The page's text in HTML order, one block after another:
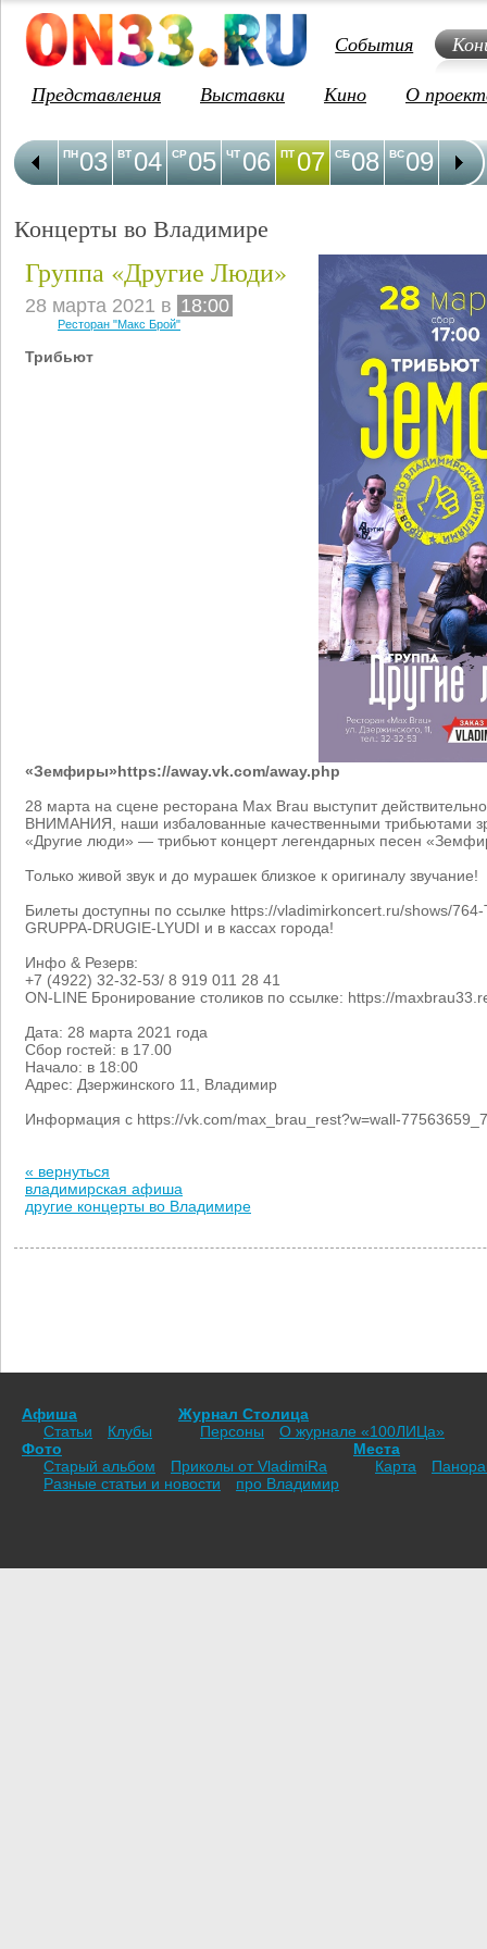
События
Представления
Выставки Кино О
03
ПН 04
ВТ 05
СР 06
ЧТ 07
ПТ 08
СБ 09
ВС 10
ПН
Концерты во Владимире
Группа «Другие Люди»
28 марта 2021 в 18:00
Ресторан "Макс Брой"
Трибьют
«Земфиры»https://away.vk.com/away.php
28 марта на сцене ресторана Max Brau выступит
ВНИМАНИЯ, наши избалованные качественными трибьютами
«Другие люди» — трибьют концерт легендарных песен
Только живой звук и до мурашек близкое к оригиналу звучание!
Билеты доступны по ссылке https://vladimirkoncert.ru/shows/764-
GRUPPA-DRUGIE-LYUDI и в кассах города!
Инфо & Резерв:
+7 (4922) 32-32-53/ 8 919 011 28 41
ON-LINE Бронирование столиков по ссылке: https://
Дата: 28 марта 2021 года
Сбор гостей: в 17.00
Начало: в 18:00
Адрес: Дзержинского 11, Владимир
Информация с https://vk.com/max_brau_rest?w=wall-
« вернуться
владимирская афиша
другие концерты во Владимире
Афиша
Статьи
Клубы
Журнал Столица
Персоны
О журнале «100ЛИЦа»
Фото
Старый альбом
Приколы от VladimiRа
Места
Карта
Разные статьи и новости
про Владимир